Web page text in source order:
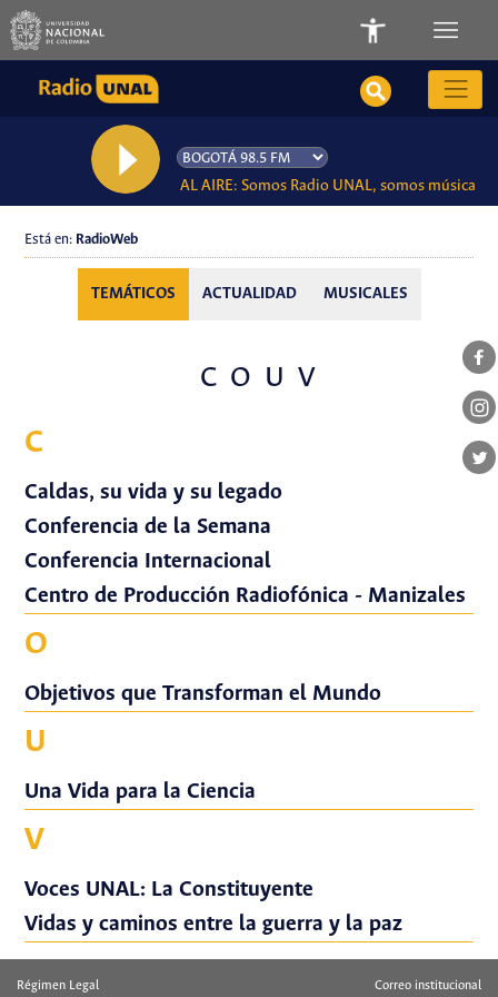
AL AIRE: Somos Radio UNAL, somos música
Está en: RadioWeb
TEMÁTICOS ACTUALIDAD MUSICALES
C O U V
C
Caldas, su vida y su legado
Conferencia de la Semana
Conferencia Internacional
Centro de Producción Radiofónica - Manizales
O
Objetivos que Transforman el Mundo
U
Una Vida para la Ciencia
V
Voces UNAL: La Constituyente
Vidas y caminos entre la guerra y la paz
Régimen Legal Correo institucional